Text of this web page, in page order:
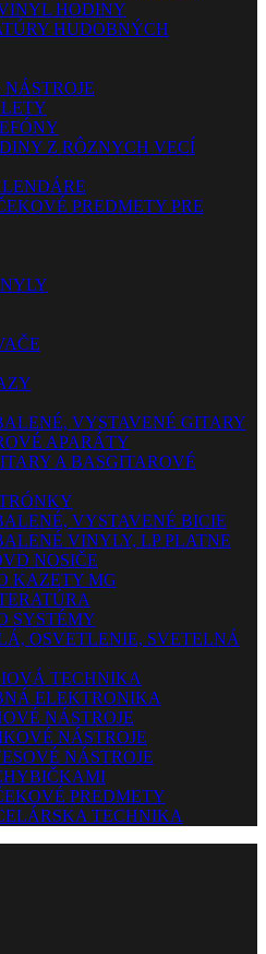
HODINY
HUDOBNÝCH
Z RÔZNYCH VECÍ
PREDMETY PRE
VYSTAVENÉ GITARY
APARÁTY
A BASGITAROVÉ
VYSTAVENÉ BICIE
VINYLY, LP PLATNE
NOSIČE
KAZETY MG
SYSTÉMY
OSVETLENIE, SVETELNÁ
TECHNIKA
ELEKTRONIKA
NÁSTROJE
NÁSTROJE
NÁSTROJE
PREDMETY
TECHNIKA